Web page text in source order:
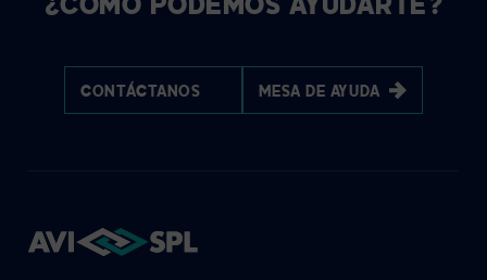
¿CÓMO PODEMOS AYUDARTE?
CONTÁCTANOS MESA DE AYUDA